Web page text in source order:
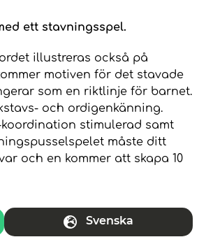
ett stavningsspel.
illustreras också på
motiven för det stavade
som en riktlinje för barnet.
och ordigenkänning.
stimulerad samt
måste ditt
och en kommer att skapa 10
Svenska